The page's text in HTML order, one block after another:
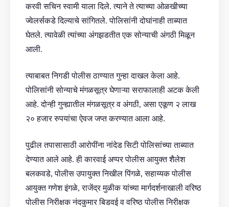
करवी सचिन स्वामी याला दिले. त्याने ते त्याच्या ओळखीच्या
ज्वेलर्सकडे दिल्याचे सांगितले. पोलिसांनी दोघांनाही ताब्यात
घेतले. त्यावेळी त्यांच्या अंगझडतीत एक सोन्याची अंगठी मिळून
आली.
त्याबाबत निगडी पोलीस ठाण्यात गुन्हा दाखल केला आहे.
पोलिसांनी सोन्याचे मंगळसूत्र घेणाऱ्या सराफालाही अटक केली
आहे. दोन्ही गुन्ह्यातील मंगळसूत्र व अंगठी, असा एकूण २ लाख
२० हजार रुपयांचा ऐवज जप्त करण्यात आला आहे.
पुढील तपासासाठी आरोपींना नांदेड सिटी पोलिसांच्या ताब्यात
देण्यात आले आहे. ही कारवाई अप्पर पोलीस आयुक्त शैलेश
बलकवडे, पोलीस उपायुक्त निखील पिंगळे, सहाय्यक पोलीस
आयुक्त गणेश इंगळे, राजेंद्र मुळीक यांच्या मार्गदर्शनाखाली वरिष्ठ
पोलीस निरीक्षक नंदकुमार बिडवई व वरिष्ठ पोलीस निरीक्षक